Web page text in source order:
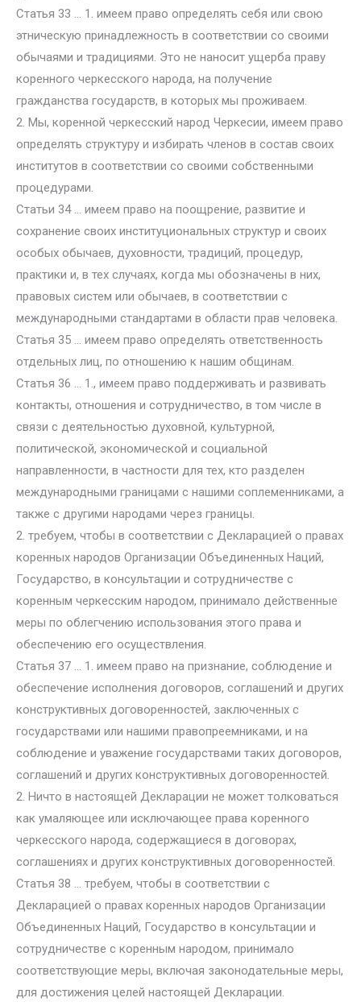
Статья 33 … 1. имеем право определять себя или свою
этническую принадлежность в соответствии со своими
обычаями и традициями. Это не наносит ущерба праву
коренного черкесского народа, на получение
гражданства государств, в которых мы проживаем.
2. Мы, коренной черкесский народ Черкесии, имеем право
определять структуру и избирать членов в состав своих
институтов в соответствии со своими собственными
процедурами.
Статьи 34 … имеем право на поощрение, развитие и
сохранение своих институциональных структур и своих
особых обычаев, духовности, традиций, процедур,
практики и, в тех случаях, когда мы обозначены в них,
правовых систем или обычаев, в соответствии с
международными стандартами в области прав человека.
Статья 35 … имеем право определять ответственность
отдельных лиц, по отношению к нашим общинам.
Статья 36 … 1., имеем право поддерживать и развивать
контакты, отношения и сотрудничество, в том числе в
связи с деятельностью духовной, культурной,
политической, экономической и социальной
направленности, в частности для тех, кто разделен
международными границами с нашими соплеменниками, а
также с другими народами через границы.
2. требуем, чтобы в соответствии с Декларацией о правах
коренных народов Организации Объединенных Наций,
Государство, в консультации и сотрудничестве с
коренным черкесским народом, принимало действенные
меры по облегчению использования этого права и
обеспечению его осуществления.
Статья 37 … 1. имеем право на признание, соблюдение и
обеспечение исполнения договоров, соглашений и других
конструктивных договоренностей, заключенных с
государствами или нашими правопреемниками, и на
соблюдение и уважение государствами таких договоров,
соглашений и других конструктивных договоренностей.
2. Ничто в настоящей Декларации не может толковаться
как умаляющее или исключающее права коренного
черкесского народа, содержащиеся в договорах,
соглашениях и других конструктивных договоренностей.
Статья 38 … требуем, чтобы в соответствии с
Декларацией о правах коренных народов Организации
Объединенных Наций, Государство в консультации и
сотрудничестве с коренным народом, принимало
соответствующие меры, включая законодательные меры,
для достижения целей настоящей Декларации.